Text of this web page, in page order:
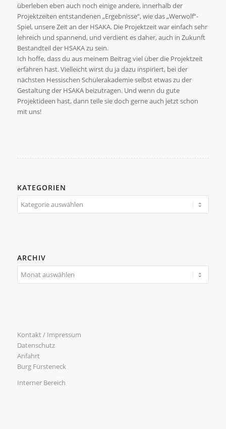
überleben eben auch noch einige andere, innerhalb der
Projektzeiten entstandenen „Ergebnisse“, wie das „Werwolf“-
Spiel, unsere Zeit an der HSAKA. Die Projektzeit war einfach sehr
lehreich und spannend, und verdient es daher, auch in Zukunft
Bestandteil der HSAKA zu sein.
Ich hoffe, dass du aus meinem Beitrag viel über die Projektzeit
erfahren hast. Vielleicht wirst du ja dazu inspiriert, bei der
nächsten Hessischen Schülerakademie selbst etwas zu der
Gestaltung der HSAKA beizutragen. Und wenn du gute
Projektideen hast, dann teile sie doch gerne auch jetzt schon
mit uns!
KATEGORIEN
Kategorien
ARCHIV
Kontakt / Impressum
Datenschutz
Anfahrt
Burg Fürsteneck
Interner Bereich